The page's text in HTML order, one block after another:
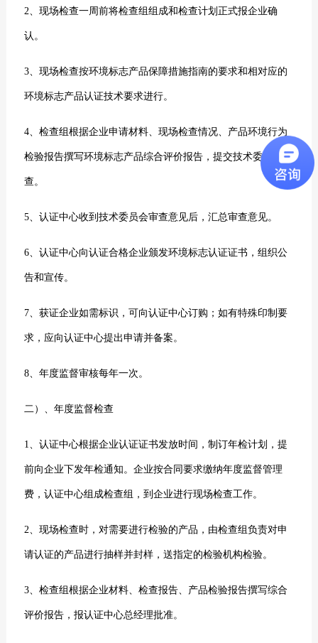
2、现场检查一周前将检查组组成和检查计划正式报企业确
认。
3、现场检查按环境标志产品保障措施指南的要求和相对应的
环境标志产品认证技术要求进行。
4、检查组根据企业申请材料、现场检查情况、产品环境行为
检验报告撰写环境标志产品综合评价报告，提交技术委员会审
查。
5、认证中心收到技术委员会审查意见后，汇总审查意见。
6、认证中心向认证合格企业颁发环境标志认证证书，组织公
告和宣传。
7、获证企业如需标识，可向认证中心订购；如有特殊印制要
求，应向认证中心提出申请并备案。
8、年度监督审核每年一次。
二）、年度监督检查
1、认证中心根据企业认证证书发放时间，制订年检计划，提
前向企业下发年检通知。企业按合同要求缴纳年度监督管理
费，认证中心组成检查组，到企业进行现场检查工作。
2、现场检查时，对需要进行检验的产品，由检查组负责对申
请认证的产品进行抽样并封样，送指定的检验机构检验。
3、检查组根据企业材料、检查报告、产品检验报告撰写综合
评价报告，报认证中心总经理批准。